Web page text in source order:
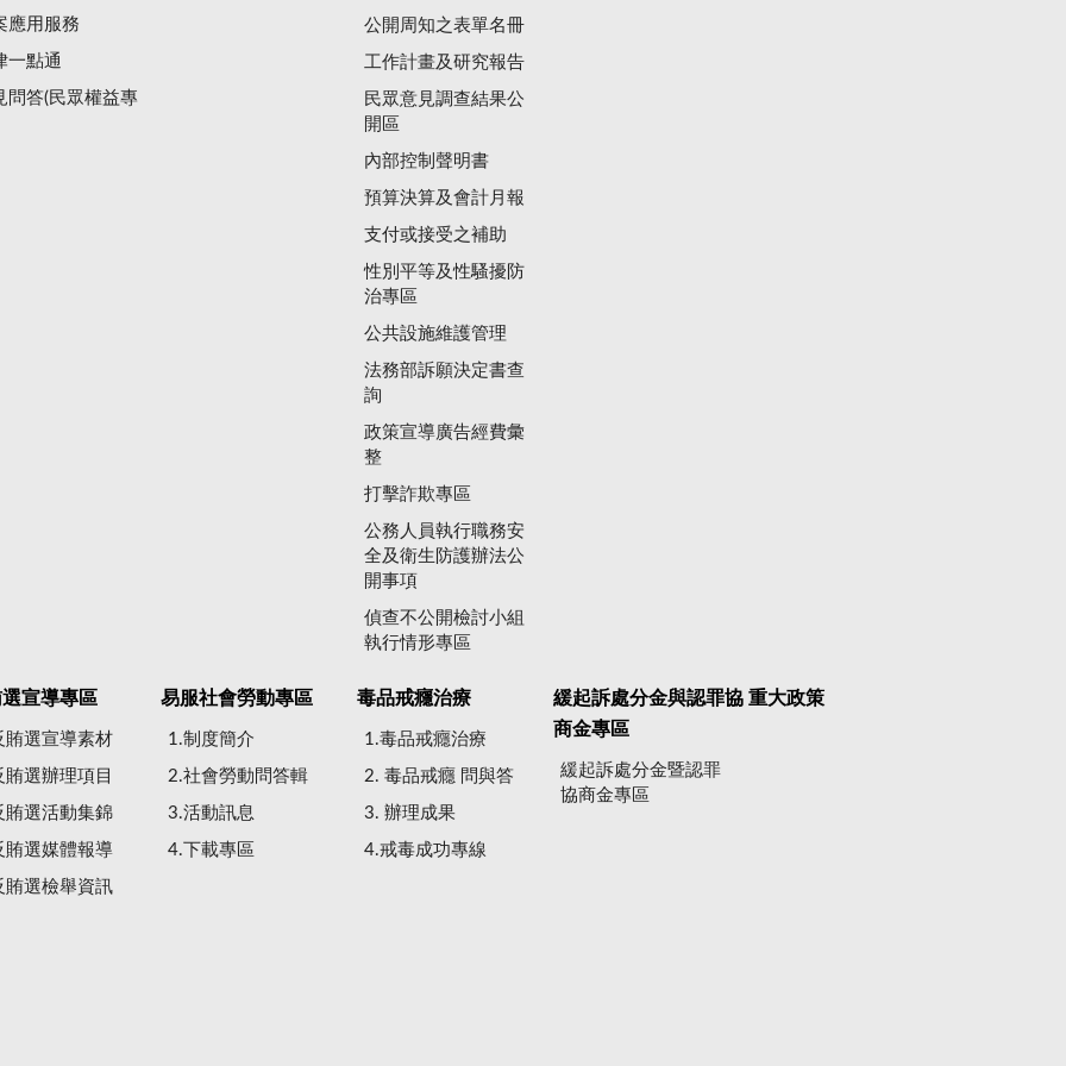
應用服務
一點通
問答(民眾權益專
公開周知之表單名冊
工作計畫及研究報告
民眾意見調查結果公
開區
內部控制聲明書
預算決算及會計月報
支付或接受之補助
性別平等及性騷擾防
治專區
公共設施維護管理
法務部訴願決定書查
詢
政策宣導廣告經費彙
整
打擊詐欺專區
公務人員執行職務安
全及衛生防護辦法公
開事項
偵查不公開檢討小組
執行情形專區
選宣導專區
賄選宣導素材
賄選辦理項目
賄選活動集錦
賄選媒體報導
賄選檢舉資訊
易服社會勞動專區
1.制度簡介
2.社會勞動問答輯
3.活動訊息
4.下載專區
毒品戒癮治療
1.毒品戒癮治療
2. 毒品戒癮 問與答
3. 辦理成果
4.戒毒成功專線
緩起訴處分金與認罪協
商金專區
緩起訴處分金暨認罪
協商金專區
重大政策